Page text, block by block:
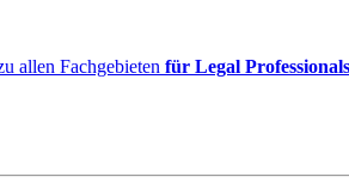
allen Fachgebieten für Legal Professionals